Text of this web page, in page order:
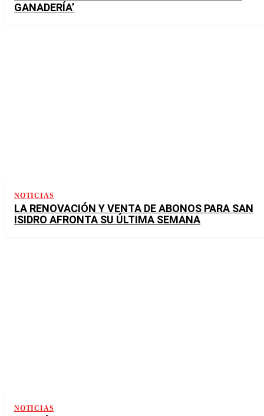
GANADERÍA’
NOTICIAS
LA RENOVACIÓN Y VENTA DE ABONOS PARA SAN
ISIDRO AFRONTA SU ÚLTIMA SEMANA
NOTICIAS